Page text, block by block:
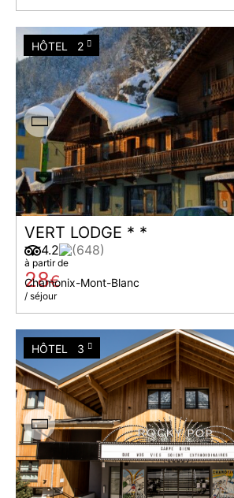
HÔTEL 2
VERT LODGE * *
Chamonix-Mont-Blanc
4.2 (648)
à partir de
28€
/ séjour
HÔTEL 3